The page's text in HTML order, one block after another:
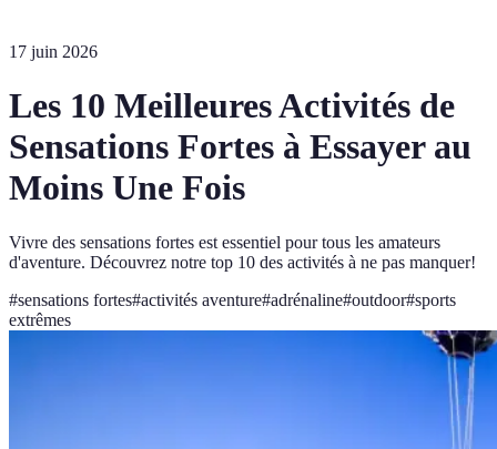
17 juin 2026
Les 10 Meilleures Activités de
Sensations Fortes à Essayer au
Moins Une Fois
Vivre des sensations fortes est essentiel pour tous les amateurs
d'aventure. Découvrez notre top 10 des activités à ne pas manquer!
#sensations fortes#activités aventure#adrénaline#outdoor#sports
extrêmes